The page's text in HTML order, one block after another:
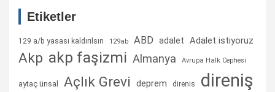
Etiketler
129 a/b yasası kaldırılsın 129ab ABD adalet Adalet istiyoruz
Akp akp faşizmi Almanya Avrupa Halk Cephesi
aytaç ünsal Açlık Grevi deprem direnis direniş